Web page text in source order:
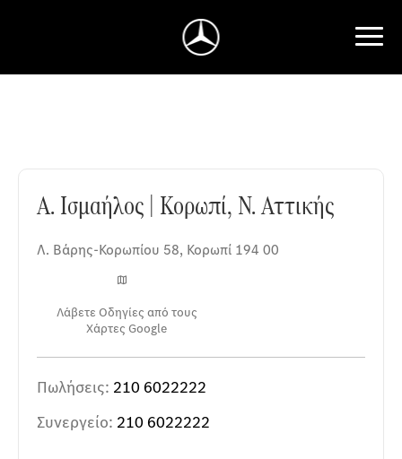
Α. Ισμαήλος | Κορωπί, Ν. Αττικής
Λ. Βάρης-Κορωπίου 58, Κορωπί 194 00
Λάβετε Οδηγίες από τους
Χάρτες Google
Πωλήσεις: 210 6022222
Συνεργείο: 210 6022222